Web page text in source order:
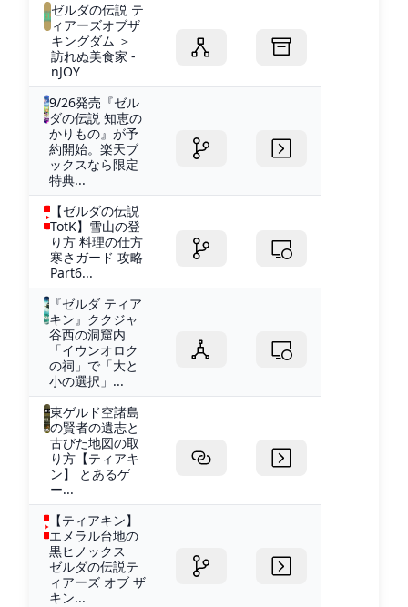
ゼルダの伝説 テ
ィアーズオブザ
キングダム ＞
訪れぬ美食家 -
nJOY
9/26発売『ゼル
ダの伝説 知恵の
かりもの』が予
約開始。楽天ブ
ックスなら限定
特典...
【ゼルダの伝説
TotK】雪山の登
り方 料理の仕方
寒さガード 攻略
Part6...
『ゼルダ ティア
キン』ククジャ
谷西の洞窟内
「イウンオロク
の祠」で「大と
小の選択」...
東ゲルド空諸島
の賢者の遺志と
古びた地図の取
り方【ティアキ
ン】 とあるゲ
ー...
【ティアキン】
エメラル台地の
黒ヒノックス
ゼルダの伝説テ
ィアーズ オブ ザ
キン...